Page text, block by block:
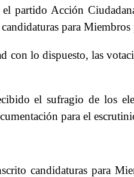
partido Acción
para
con lo dispuesto, las
el sufragio de los
para el
candidaturas para